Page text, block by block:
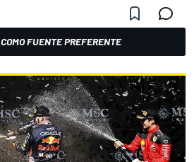
FUENTE PREFERENTE